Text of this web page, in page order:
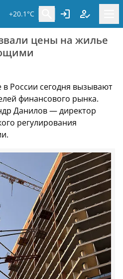
+20.1°C
цены на жилье
России сегодня вызывают
финансового рынка.
Данилов — директор
регулирования